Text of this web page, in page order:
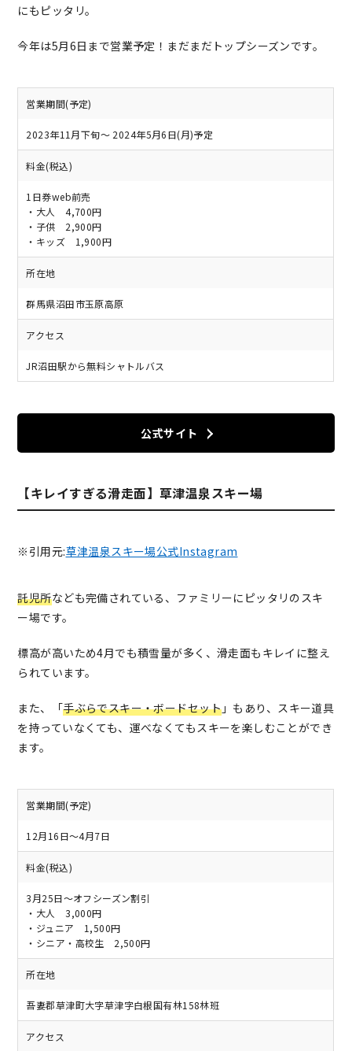
にもピッタリ。
今年は5月6日まで営業予定！まだまだトップシーズンです。
営業期間(予定)
2023年11月下旬～ 2024年5月6日(月)予定
料金(税込)
1日券web前売
・大人 4,700円
・子供 2,900円
・キッズ 1,900円
所在地
群馬県沼田市玉原高原
アクセス
JR沼田駅から無料シャトルバス
公式サイト
【キレイすぎる滑走面】草津温泉スキー場
※引用元:草津温泉スキー場公式Instagram
託児所なども完備されている、ファミリーにピッタリのスキ
ー場です。
標高が高いため4月でも積雪量が多く、滑走面もキレイに整え
られています。
また、「手ぶらでスキー・ボードセット」もあり、スキー道具
を持っていなくても、運べなくてもスキーを楽しむことができ
ます。
営業期間(予定)
12月16日～4月7日
料金(税込)
3月25日～オフシーズン割引
・大人 3,000円
・ジュニア 1,500円
・シニア・高校生 2,500円
所在地
吾妻郡草津町大字草津字白根国有林158林班
アクセス